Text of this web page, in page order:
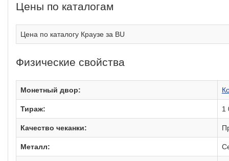
Цены по каталогам
Цена по каталогу Краузе за BU
Физические свойства
Монетный двор:
Тираж: 1
Качество чеканки:
Металл: